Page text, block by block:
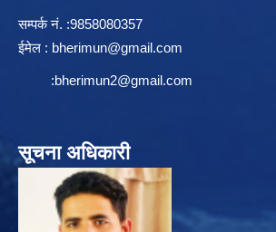
सम्पर्क न‌ं. :9858080357
ईमेल : bherimun@gmail.com
:bherimun2@gmail.com
सूचना अधिकारी